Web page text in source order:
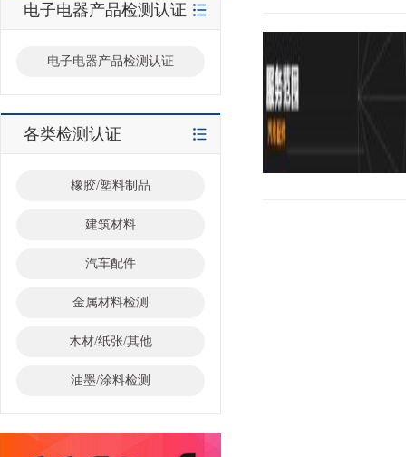
电子电器产品检测认证
电子电器产品检测认证
各类检测认证
橡胶/塑料制品
建筑材料
汽车配件
金属材料检测
木材/纸张/其他
油墨/涂料检测